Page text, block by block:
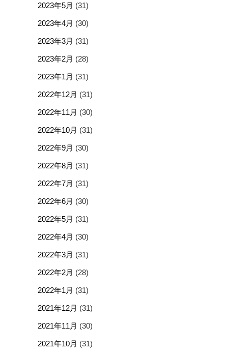
2023年5月 (31)
2023年4月 (30)
2023年3月 (31)
2023年2月 (28)
2023年1月 (31)
2022年12月 (31)
2022年11月 (30)
2022年10月 (31)
2022年9月 (30)
2022年8月 (31)
2022年7月 (31)
2022年6月 (30)
2022年5月 (31)
2022年4月 (30)
2022年3月 (31)
2022年2月 (28)
2022年1月 (31)
2021年12月 (31)
2021年11月 (30)
2021年10月 (31)